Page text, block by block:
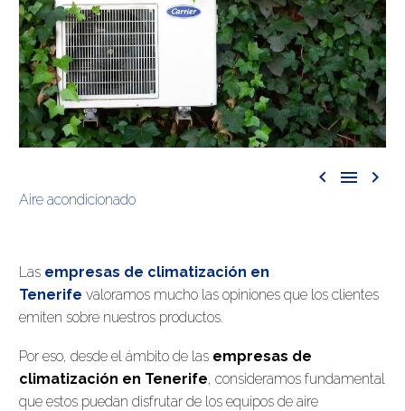
  
Aire acondicionado
Las empresas de climatización en
Tenerife valoramos mucho las opiniones que los clientes
emiten sobre nuestros productos.
Por eso, desde el ámbito de las empresas de
climatización en Tenerife, consideramos fundamental
que estos puedan disfrutar de los equipos de aire